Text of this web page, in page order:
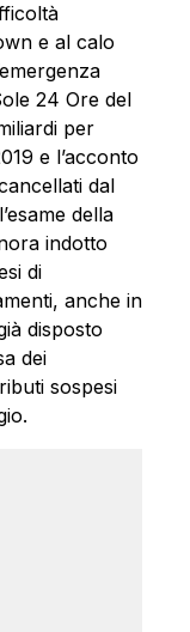
e al calo
24 Ore del
per
e l’acconto
dal
della
indotto
di
anche in
disposto
dei
sospesi